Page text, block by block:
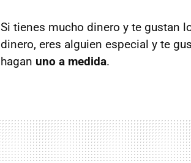
Si tienes mucho dinero y te gustan
dinero, eres alguien especial y te
hagan uno a medida.